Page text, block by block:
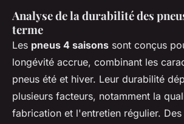
Analyse de la durabilité des
terme
Les pneus 4 saisons sont conçus
longévité accrue, combinant les
pneus été et hiver. Leur durabilité
plusieurs facteurs, notamment la
fabrication et l'entretien régulier.